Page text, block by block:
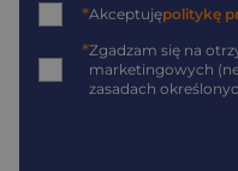
*Akceptujępolitykę
*Zgadzam się na
marketingowych
zasadach